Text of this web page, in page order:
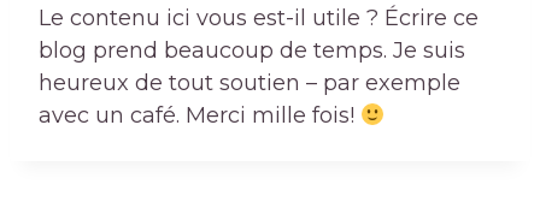
Le contenu ici vous est-il utile ? Écrire ce
blog prend beaucoup de temps. Je suis
heureux de tout soutien – par exemple
avec un café. Merci mille fois!